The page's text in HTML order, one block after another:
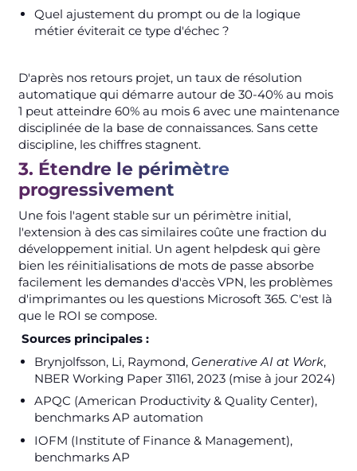
Quel ajustement du prompt ou de la logique
métier éviterait ce type d'échec ?
D'après nos retours projet, un taux de résolution
automatique qui démarre autour de 30-40% au mois
1 peut atteindre 60% au mois 6 avec une maintenance
disciplinée de la base de connaissances. Sans cette
discipline, les chiffres stagnent.
3. Étendre le périmètre
progressivement
Une fois l'agent stable sur un périmètre initial,
l'extension à des cas similaires coûte une fraction du
développement initial. Un agent helpdesk qui gère
bien les réinitialisations de mots de passe absorbe
facilement les demandes d'accès VPN, les problèmes
d'imprimantes ou les questions Microsoft 365. C'est là
que le ROI se compose.
Sources principales :
Brynjolfsson, Li, Raymond, Generative AI at Work,
NBER Working Paper 31161, 2023 (mise à jour 2024)
APQC (American Productivity & Quality Center),
benchmarks AP automation
IOFM (Institute of Finance & Management),
benchmarks AP